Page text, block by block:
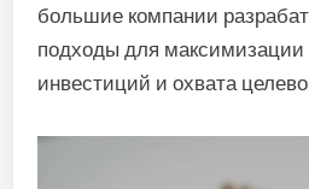
большие компании
подходы для максимизации
инвестиций и охвата